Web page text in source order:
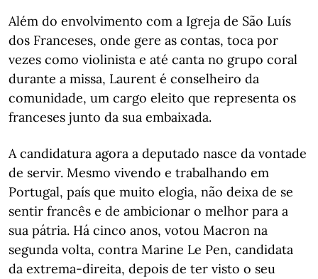
Além do envolvimento com a Igreja de São Luís
dos Franceses, onde gere as contas, toca por
vezes como violinista e até canta no grupo coral
durante a missa, Laurent é conselheiro da
comunidade, um cargo eleito que representa os
franceses junto da sua embaixada.
A candidatura agora a deputado nasce da vontade
de servir. Mesmo vivendo e trabalhando em
Portugal, país que muito elogia, não deixa de se
sentir francês e de ambicionar o melhor para a
sua pátria. Há cinco anos, votou Macron na
segunda volta, contra Marine Le Pen, candidata
da extrema-direita, depois de ter visto o seu